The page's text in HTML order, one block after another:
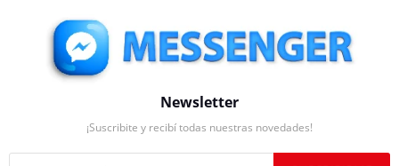
Newsletter
¡Suscribite y recibí todas nuestras novedades!